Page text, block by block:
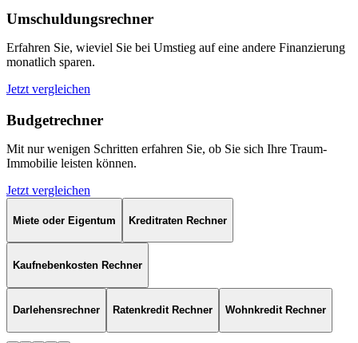
Umschuldungsrechner
Erfahren Sie, wieviel Sie bei Umstieg auf eine andere Finanzierung
monatlich sparen.
Jetzt vergleichen
Budgetrechner
Mit nur wenigen Schritten erfahren Sie, ob Sie sich Ihre Traum-
Immobilie leisten können.
Jetzt vergleichen
Miete oder Eigentum Kreditraten Rechner
Kaufnebenkosten Rechner
Darlehensrechner Ratenkredit Rechner Wohnkredit Rechner